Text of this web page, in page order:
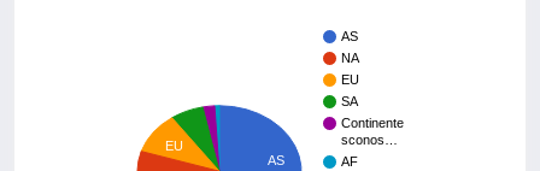
AS
NA
EU
SA
Continente
sconos…
AF
AS
EU